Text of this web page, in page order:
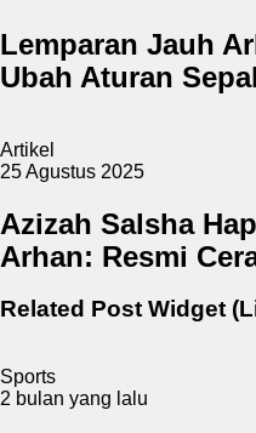
Lemparan Jauh
Ubah Aturan
Artikel
25 Agustus 2025
Azizah Salsha
Arhan: Resmi
Related Post Widget
Sports
2 bulan yang lalu